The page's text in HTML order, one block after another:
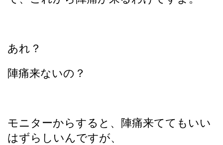
あれ？
陣痛来ないの？
モニターからすると、陣痛来ててもいい
はずらしいんですが、